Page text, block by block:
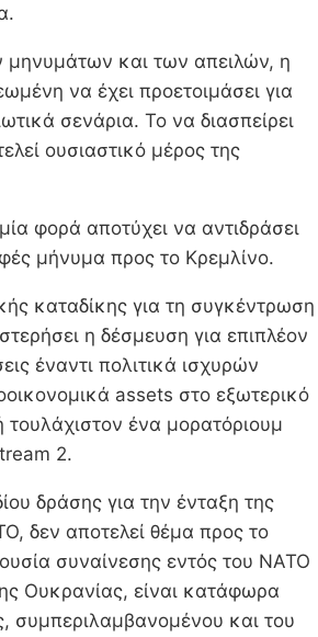
και των απειλών, η
να έχει προετοιμάσει για
σενάρια. Το να διασπείρει
ουσιαστικό μέρος της
φορά αποτύχει να αντιδράσει
μήνυμα προς το Κρεμλίνο.
καταδίκης για τη συγκέντρωση
η δέσμευση για επιπλέον
έναντι πολιτικά ισχυρών
assets στο εξωτερικό
τουλάχιστον ένα μορατόριουμ
2.
δράσης για την ένταξη της
δεν αποτελεί θέμα προς το
συναίνεσης εντός του ΝΑΤΟ
Ουκρανίας, είναι κατάφωρα
συμπεριλαμβανομένου και του